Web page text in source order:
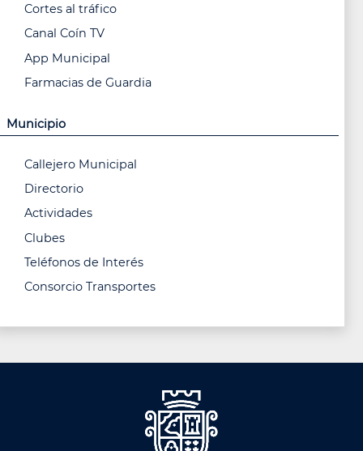
Cortes al tráfico
Canal Coín TV
App Municipal
Farmacias de Guardia
Municipio
Callejero Municipal
Directorio
Actividades
Clubes
Teléfonos de Interés
Consorcio Transportes